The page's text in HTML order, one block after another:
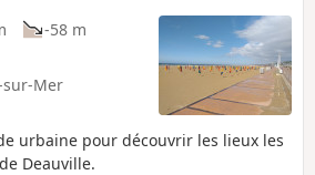
-58 m
sur-Mer
urbaine pour découvrir les lieux les
Deauville.